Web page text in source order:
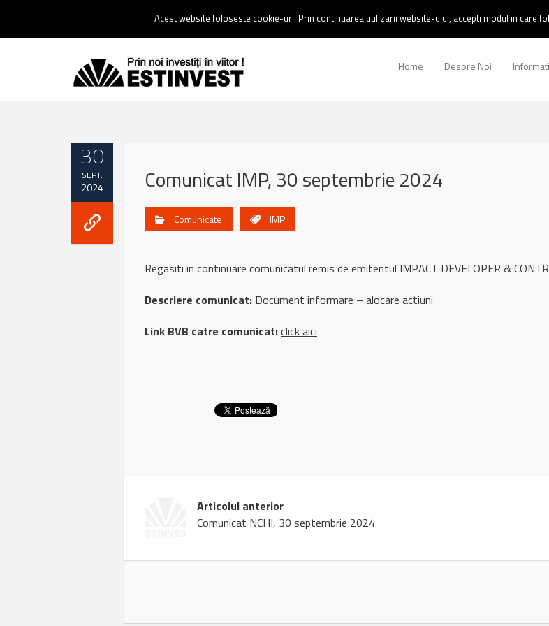
0237 238 900 |Email :contact@estinvest.ro
Home Despre Noi
30
SEPT.
2024 Comunicat IMP, 30 septembrie 2024
Comunicate IMP
Regasiti in continuare comunicatul remis de emitentul IMPACT DEVELOPER &
Descriere comunicat: Document informare – alocare actiuni
Link BVB catre comunicat:click aici
Articolul anterior
Comunicat NCHI, 30 septembrie 2024
Acest website foloseste cookie-uri. Prin continuarea utilizarii website-ului, accepti modul in care